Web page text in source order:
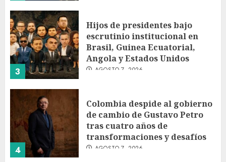
3
Hijos de presidentes bajo
escrutinio institucional en
Brasil, Guinea Ecuatorial,
Angola y Estados Unidos
AGOSTO 7, 2026
4
Colombia despide al gobierno
de cambio de Gustavo Petro
tras cuatro años de
transformaciones y desafíos
AGOSTO 7, 2026